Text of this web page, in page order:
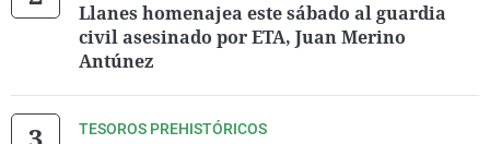
Llanes homenajea este sábado al guardia
civil asesinado por ETA, Juan Merino
Antúnez
TESOROS PREHISTÓRICOS